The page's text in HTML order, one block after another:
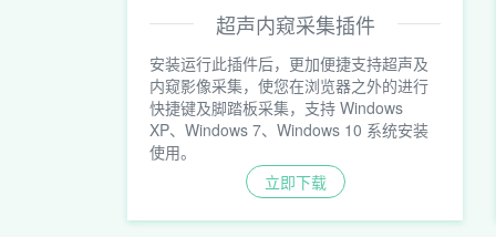
超声内窥采集插件
安装运行此插件后，更加便捷支持超声及
内窥影像采集，使您在浏览器之外的进行
快捷键及脚踏板采集，支持 Windows
XP、Windows 7、Windows 10 系统安装
使用。
立即下载